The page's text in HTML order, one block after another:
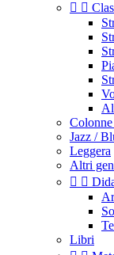
 
Jazz /
Leggera
Altri
 
Libri